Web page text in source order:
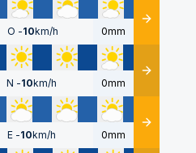
O -10km/h 0mm Détails
N -10km/h 0mm Détails
E -10km/h 0mm Détails